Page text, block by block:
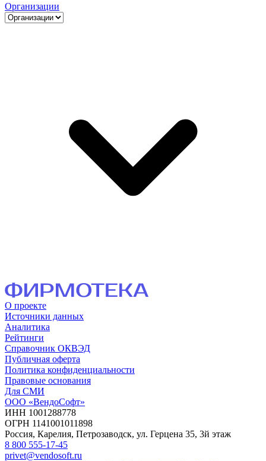
Организации
О проекте
Источники данных
Аналитика
Рейтинги
Справочник ОКВЭД
Публичная оферта
Политика конфиденциальности
Правовые основания
Для СМИ
ООО «ВендоСофт»
ИНН 1001288778
ОГРН 1141001011898
Россия, Карелия, Петрозаводск, ул. Герцена 35, 3й этаж
8 800 555-17-45
privet@vendosoft.ru